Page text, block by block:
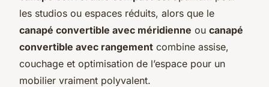
les studios ou espaces réduits, alors que le
canapé convertible avec méridienne ou canapé
convertible avec rangement combine assise,
couchage et optimisation de l’espace pour un
mobilier vraiment polyvalent.